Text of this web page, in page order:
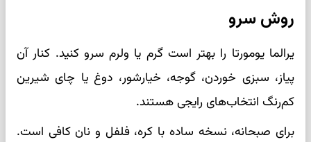
روش سرو
یرالما یومورتا را بهتر است گرم یا ولرم سرو کنید. کنار آن
پیاز، سبزی خوردن، گوجه، خیارشور، دوغ یا چای شیرین
کم‌رنگ انتخاب‌های رایجی هستند.
برای صبحانه، نسخه ساده با کره، فلفل و نان کافی است.